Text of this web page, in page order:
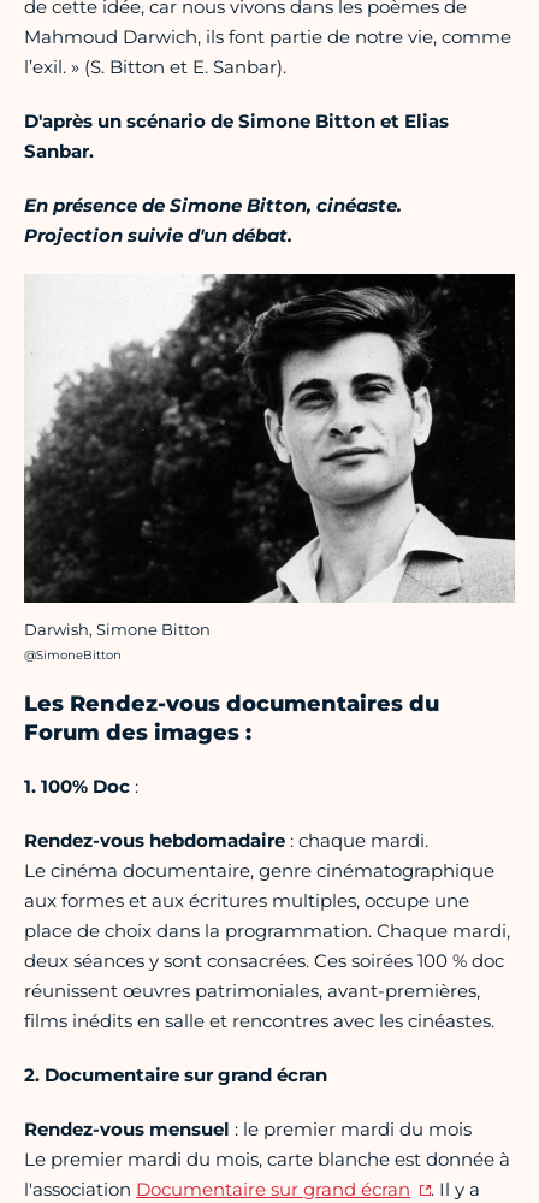
de cette idée, car nous vivons dans les poèmes de
Mahmoud Darwich, ils font partie de notre vie, comme
l’exil. » (S. Bitton et E. Sanbar).
D'après un scénario de Simone Bitton et Elias
Sanbar.
En présence de Simone Bitton, cinéaste.
Projection suivie d'un débat.
Darwish, Simone Bitton
Crédit photo :
@SimoneBitton
Les Rendez-vous documentaires du
Forum des images :
1. 100% Doc :
Rendez-vous hebdomadaire : chaque mardi.
Le cinéma documentaire, genre cinématographique
aux formes et aux écritures multiples, occupe une
place de choix dans la programmation. Chaque mardi,
deux séances y sont consacrées. Ces soirées 100 % doc
réunissent œuvres patrimoniales, avant-premières,
films inédits en salle et rencontres avec les cinéastes.
2. Documentaire sur grand écran
Rendez-vous mensuel : le premier mardi du mois
Le premier mardi du mois, carte blanche est donnée à
l'association Documentaire sur grand écran
. Il y a